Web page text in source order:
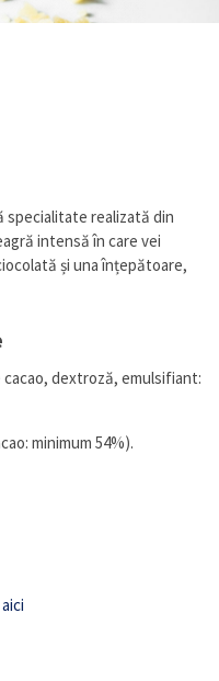
specialitate realizată din
intensă în care vei
și una înțepătoare,
cacao, dextroză, emulsifiant:
minimum 54%).